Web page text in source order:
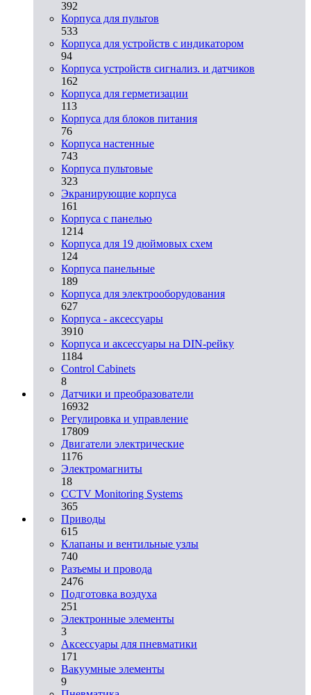
392
Корпуса для пультов
533
Корпуса для устройств с индикатором
94
Корпуса устройств сигнализ. и датчиков
162
Корпуса для герметизации
113
Корпуса для блоков питания
76
Корпуса настенные
743
Корпуса пультовые
323
Экранирующие корпуса
161
Корпуса с панелью
1214
Корпуса для 19 дюймовых схем
124
Корпуса панельные
189
Корпуса для электрооборудования
627
Корпуса - аксессуары
3910
Корпуса и аксессуары на DIN-рейку
1184
Control Cabinets
8
Датчики и преобразователи
16932
Регулировка и управление
17809
Двигатели электрические
1176
Электромагниты
18
CCTV Monitoring Systems
365
Приводы
615
Клапаны и вентильные узлы
740
Разъемы и провода
2476
Подготовка воздуха
251
Электронные элементы
3
Аксессуары для пневматики
171
Вакуумные элементы
9